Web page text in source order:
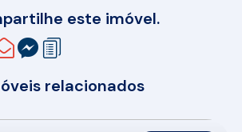
este imóvel.
relacionados